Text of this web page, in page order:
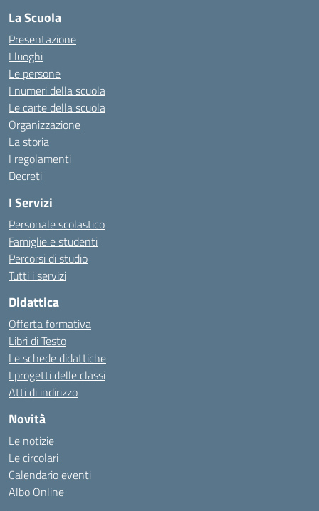
La Scuola
Presentazione
I luoghi
Le persone
I numeri della scuola
Le carte della scuola
Organizzazione
La storia
I regolamenti
Decreti
I Servizi
Personale scolastico
Famiglie e studenti
Percorsi di studio
Tutti i servizi
Didattica
Offerta formativa
Libri di Testo
Le schede didattiche
I progetti delle classi
Atti di indirizzo
Novità
Le notizie
Le circolari
Calendario eventi
Albo Online